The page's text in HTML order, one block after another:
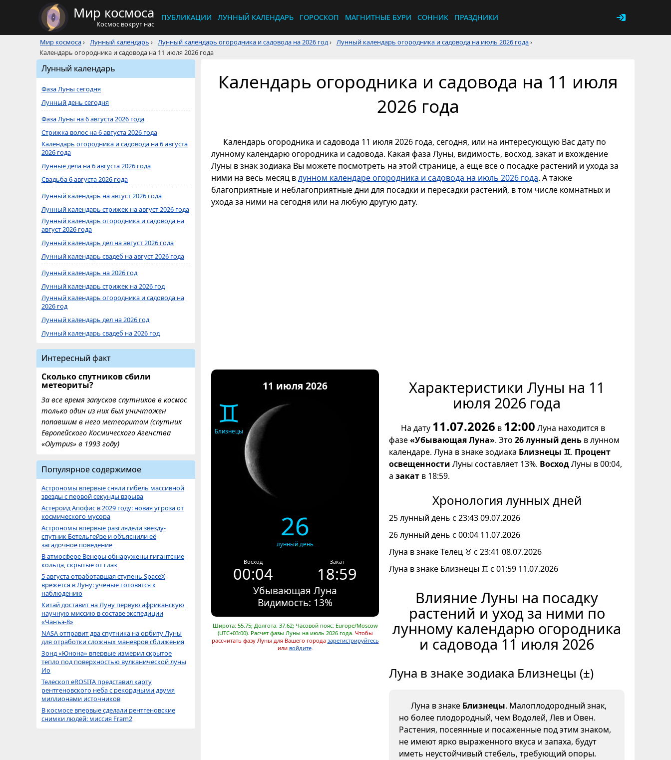
Мир космоса
Космос вокруг нас
ПУБЛИКАЦИИ ЛУННЫЙ КАЛЕНДАРЬ ГОРОСКОП МАГНИТНЫЕ БУРИ СОННИК ПРАЗДНИКИ
Мир космоса› Лунный календарь › Лунный календарь огородника и садовода на 2026 год› Лунный календарь огородника и садовода на июль 2026 года›
Календарь огородника и садовода на 11 июля 2026 года
Календарь огородника и садовода на 11 июля
2026 года
Календарь огородника и садовода 11 июля 2026 года, сегодня, или на интересующую Вас дату по
лунному календарю огородника и садовода. Какая фаза Луны, видимость, восход, закат и вхождение
Луны в знак зодиака Вы можете посмотреть на этой странице, а еще все о посадке растений и ухода за
ними на весь месяц влунном календаре огородника и садовода на июль 2026 года. А также
благоприятные и неблагоприятные дни для посадки и пересадки растений, в том числе комнатных и
ухода за ними на сегодня или на любую другую дату.
11 июля 2026
♊
Близнецы
26
лунный день
Восход
00:04
Закат
18:59
Убывающая Луна
Видимость: 13%
Широта: 55.75; Долгота: 37.62; Часовой пояс: Europe/Moscow
(UTC+03:00). Расчет фазы Луны на июль 2026 года. Чтобы
рассчитать фазу Луны для Вашего города зарегистрируйтесь
или войдите.
Характеристики Луны на 11
июля 2026 года
На дату 11.07.2026 в 12:00 Луна находится в
фазе«Убывающая Луна». Это 26 лунный день в лунном
календаре. Луна в знаке зодиака Близнецы ♊. Процент
освещенности Луны составляет 13%. ВосходЛуны в 00:04,
а закат в 18:59.
Хронология лунных дней
25 лунный день с 23:43 09.07.2026
26 лунный день с 00:04 11.07.2026
Луна в знаке Телец ♉ с 23:41 08.07.2026
Луна в знаке Близнецы ♊ с 01:59 11.07.2026
Влияние Луны на посадку
растений и уход за ними по
лунному календарю огородника
и садовода 11 июля 2026
Луна в знаке зодиака Близнецы (±)
Луна в знаке Близнецы. Малоплодородный знак,
но более плодородный, чем Водолей, Лев и Овен.
Растения, посеянные и посаженные под этим знаком,
не имеют ярко выраженного вкуса и запаха, будут
иметь неустойчивый стебель, требующий опоры.
Лунный календарь
Фаза Луны сегодня
Лунный день сегодня
Фаза Луны на 6 августа 2026 года
Стрижка волос на 6 августа 2026 года
Календарь огородника и садовода на 6 августа
2026 года
Лунные дела на 6 августа 2026 года
Свадьба 6 августа 2026 года
Лунный календарь на август 2026 года
Лунный календарь стрижек на август 2026 года
Лунный календарь огородника и садовода на
август 2026 года
Лунный календарь дел на август 2026 года
Лунный календарь свадеб на август 2026 года
Лунный календарь на 2026 год
Лунный календарь стрижек на 2026 год
Лунный календарь огородника и садовода на
2026 год
Лунный календарь дел на 2026 год
Лунный календарь свадеб на 2026 год
Интересный факт
Сколько спутников сбили
метеориты?
За все время запусков спутников в космос
только один из них был уничтожен
попавшим в него метеоритом (спутник
Европейского Космического Агенства
«Olympus» в 1993 году)
Популярное содержимое
Астрономы впервые сняли гибель массивной
звезды с первой секунды взрыва
Астероид Апофис в 2029 году: новая угроза от
космического мусора
Астрономы впервые разглядели звезду-
спутник Бетельгейзе и объяснили её
загадочное поведение
В атмосфере Венеры обнаружены гигантские
кольца, скрытые от глаз
5 августа отработавшая ступень SpaceX
врежется в Луну: учёные готовятся к
наблюдению
Китай доставит на Луну первую африканскую
научную миссию в составе экспедиции
«Чанъэ-8»
NASA отправит два спутника на орбиту Луны
для отработки сложных маневров сближения
Зонд «Юнона» впервые измерил скрытое
тепло под поверхностью вулканической луны
Ио
Телескоп eROSITA представил карту
рентгеновского неба с рекордными двумя
миллионами источников
В космосе впервые сделали рентгеновские
снимки людей: миссия Fram2